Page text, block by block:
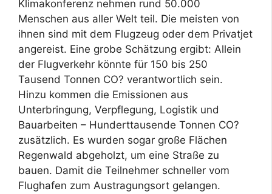
Klimakonferenz nehmen rund 50.000
Menschen aus aller Welt teil. Die meisten von
ihnen sind mit dem Flugzeug oder dem Privatjet
angereist. Eine grobe Schätzung ergibt: Allein
der Flugverkehr könnte für 150 bis 250
Tausend Tonnen CO? verantwortlich sein.
Hinzu kommen die Emissionen aus
Unterbringung, Verpflegung, Logistik und
Bauarbeiten – Hunderttausende Tonnen CO?
zusätzlich. Es wurden sogar große Flächen
Regenwald abgeholzt, um eine Straße zu
bauen. Damit die Teilnehmer schneller vom
Flughafen zum Austragungsort gelangen.